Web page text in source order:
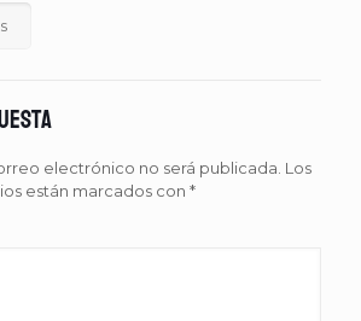
electrónico no será publicada. Los
están marcados con *